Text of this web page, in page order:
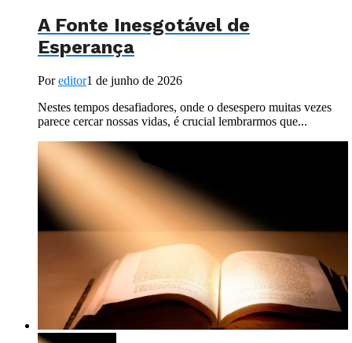
A Fonte Inesgotável de
Esperança
Poreditor1 de junho de 2026
Nestes tempos desafiadores, onde o desespero muitas vezes
parece cercar nossas vidas, é crucial lembrarmos que...